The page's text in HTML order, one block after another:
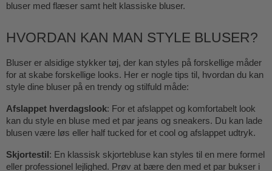
bluser med flæser samt helt klassiske bluser.
HVORDAN KAN MAN STYLE BLUSER?
Bluser er alsidige stykker tøj, der kan styles på forskellige måder
for at skabe forskellige looks. Her er nogle tips til, hvordan du kan
style dine bluser på en trendy og stilfuld måde:
Afslappet hverdagslook: For et afslappet og komfortabelt look
kan du style en bluse med et par jeans og sneakers. Du kan lade
blusen være løs eller half tucked for et cool og afslappet udtryk.
Skjortestil: En klassisk skjortebluse kan styles til en mere formel
eller professionel lejlighed. Prøv at bære den med et par bukser i